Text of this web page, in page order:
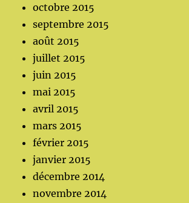
octobre 2015
septembre 2015
août 2015
juillet 2015
juin 2015
mai 2015
avril 2015
mars 2015
février 2015
janvier 2015
décembre 2014
novembre 2014